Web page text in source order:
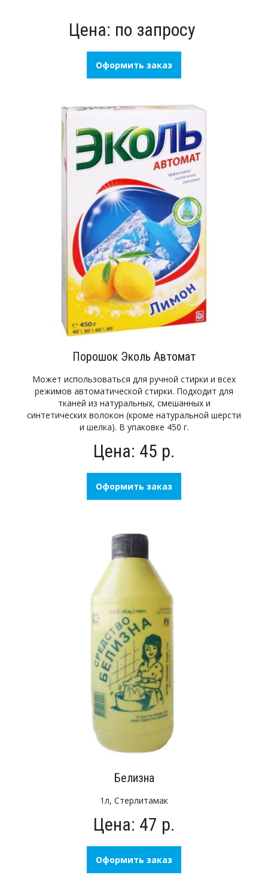
Цена: по запросу
Оформить заказ
Порошок Эколь Автомат
Может использоваться для ручной стирки и всех
режимов автоматической стирки. Подходит для
тканей из натуральных, смешанных и
синтетических волокон (кроме натуральной шерсти
и шелка). В упаковке 450 г.
Цена: 45 р.
Оформить заказ
Белизна
1л, Стерлитамак
Цена: 47 р.
Оформить заказ